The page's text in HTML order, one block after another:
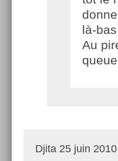
là-
Au
Djita 25 juin